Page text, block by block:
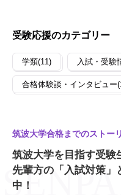
受験応援のカテゴリー
学類(11) 入試・受験
合格体験談・インタビュー
筑波大学合格までのスト
筑波大学を目指す受験
先輩方の「入試対策」
中！